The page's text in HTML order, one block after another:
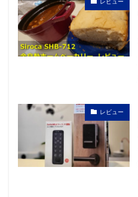
レビュー